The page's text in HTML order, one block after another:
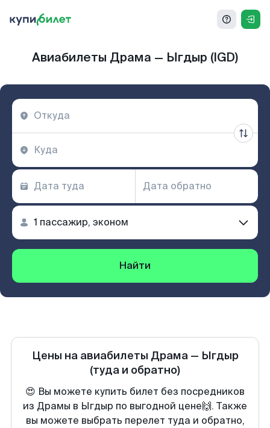
Авиабилеты Драма — Ыгдыр (IGD)
Найти
Цены на авиабилеты Драма— Ыгдыр
(туда и обратно)
😍 Вы можете купить билет без посредников
из Драмы в Ыгдыр по выгодной цене🙌. Также
вы можете выбрать перелет туда и обратно,